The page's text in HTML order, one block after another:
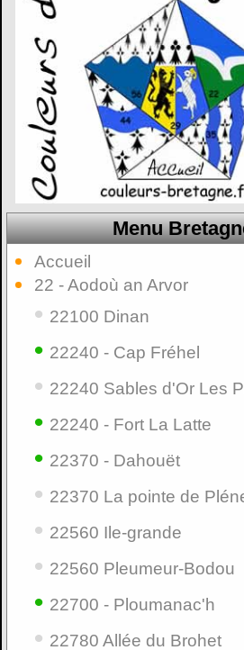
Menu
Accueil
22 - Aodoù an Arvor
• 22100 Dinan
• 22240 - Cap Fréhel
• 22240 Sables d'Or Les
• 22240 - Fort La Latte
• 22370 - Dahouët
• 22370 La pointe de
• 22560 Ile-grande
• 22560 Pleumeur-Bodou
• 22700 - Ploumanac'h
• 22780 Allée du Brohet